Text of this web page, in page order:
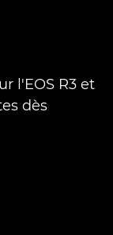
l'EOS R3 et
dès